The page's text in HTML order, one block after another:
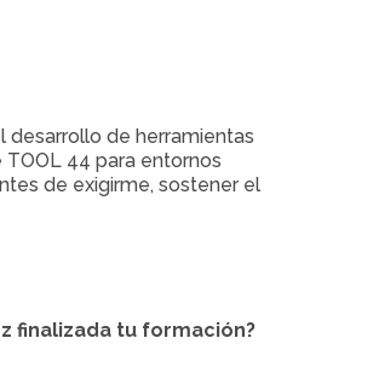
desarrollo de herramientas
44 para entornos
de exigirme, sostener el
finalizada tu formación?